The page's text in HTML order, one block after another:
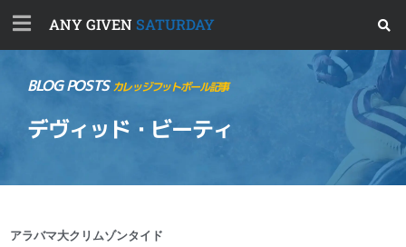
ANY GIVEN SATURDAY
BLOG POSTSカレッジフットボール記事
デヴィッド・ビーティ
アラバマ大クリムゾンタイド